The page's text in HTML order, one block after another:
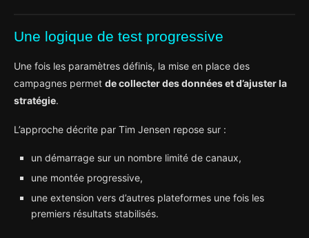
Une logique de test progressive
Une fois les paramètres définis, la mise en place des
campagnes permet de collecter des données et d’ajuster la
stratégie.
L’approche décrite par Tim Jensen repose sur :
un démarrage sur un nombre limité de canaux,
une montée progressive,
une extension vers d’autres plateformes une fois les
premiers résultats stabilisés.